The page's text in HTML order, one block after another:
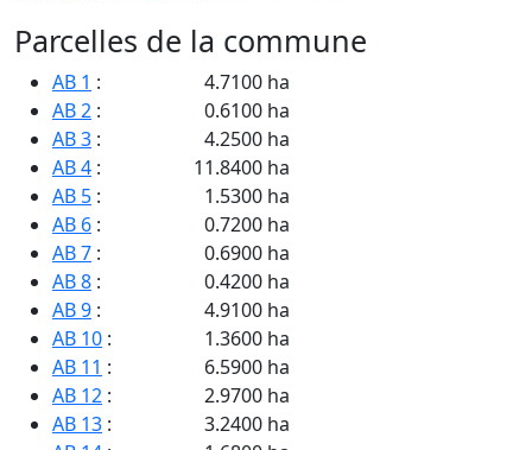
Parcelles de la commune
AB 1 :
4.7100 ha
AB 2 :
0.6100 ha
AB 3 :
4.2500 ha
AB 4 :
11.8400 ha
AB 5 :
1.5300 ha
AB 6 :
0.7200 ha
AB 7 :
0.6900 ha
AB 8 :
0.4200 ha
AB 9 :
4.9100 ha
AB 10 :
1.3600 ha
AB 11 :
6.5900 ha
AB 12 :
2.9700 ha
AB 13 :
3.2400 ha